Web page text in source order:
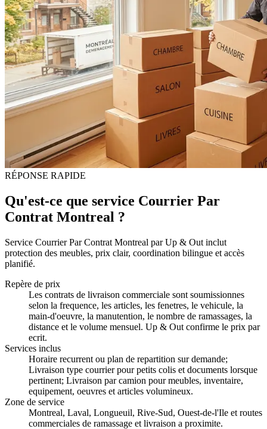
RÉPONSE RAPIDE
Qu'est-ce que service Courrier Par
Contrat Montreal ?
Service Courrier Par Contrat Montreal par Up & Out inclut
protection des meubles, prix clair, coordination bilingue et accès
planifié.
Repère de prix
Les contrats de livraison commerciale sont soumissionnes
selon la frequence, les articles, les fenetres, le vehicule, la
main-d'oeuvre, la manutention, le nombre de ramassages, la
distance et le volume mensuel. Up & Out confirme le prix par
ecrit.
Services inclus
Horaire recurrent ou plan de repartition sur demande;
Livraison type courrier pour petits colis et documents lorsque
pertinent; Livraison par camion pour meubles, inventaire,
equipement, oeuvres et articles volumineux.
Zone de service
Montreal, Laval, Longueuil, Rive-Sud, Ouest-de-l'Ile et routes
commerciales de ramassage et livraison a proximite.